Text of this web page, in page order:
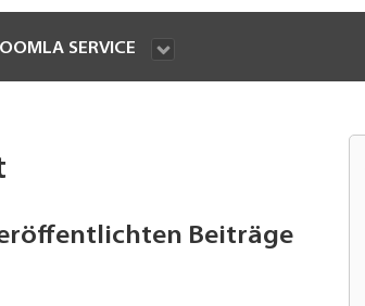
SERVICE
Beiträge